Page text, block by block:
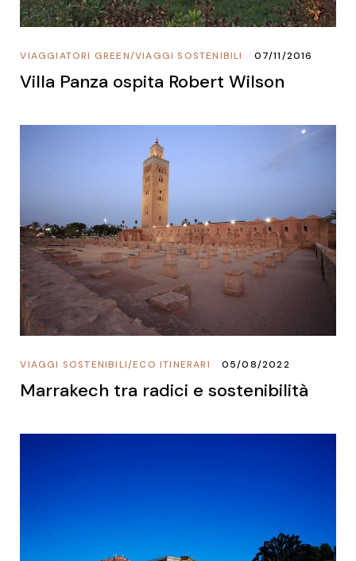
VIAGGI SOSTENIBILI
/
VIAGGIATORI GREEN 07/11/2016
Villa Panza ospita Robert Wilson
ECO ITINERARI
/
VIAGGI SOSTENIBILI 05/08/2022
Marrakech tra radici e sostenibilità